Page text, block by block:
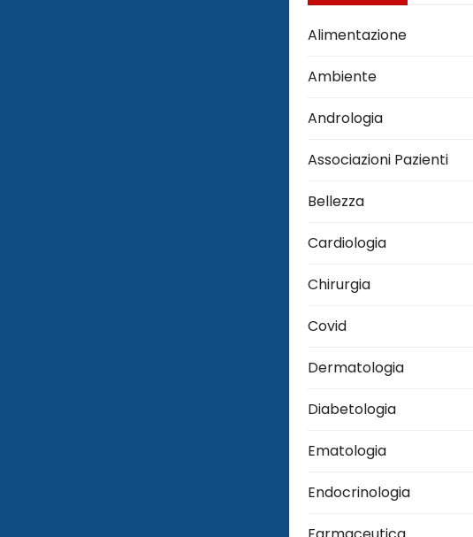
Alimentazione
Ambiente
Andrologia
Associazioni Pazienti
Bellezza
Cardiologia
Chirurgia
Covid
Dermatologia
Diabetologia
Ematologia
Endocrinologia